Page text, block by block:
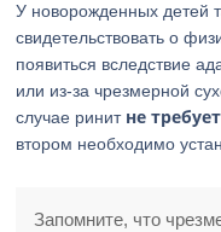
У новорожденных детей
свидетельствовать о
появиться вследствие
или из-за чрезмерной
случае ринит не
втором необходимо
Запомните, что